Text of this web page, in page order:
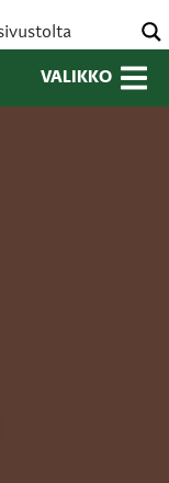
VALIKKO